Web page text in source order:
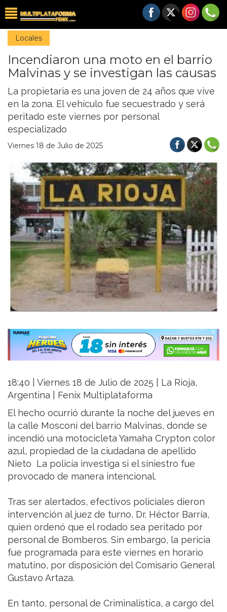
Locales
Incendiaron una moto en el barrio
Malvinas y se investigan las causas
La propietaria es una joven de 24 años que vive
en la zona. El vehículo fue secuestrado y será
peritado este viernes por personal
especializado
Viernes 18 de Julio de 2025
18:40 | Viernes 18 de Julio de 2025 | La Rioja,
Argentina | Fenix Multiplataforma
El hecho ocurrió durante la noche del jueves en
la calle Mosconi del barrio Malvinas, donde se
incendió una motocicleta Yamaha Crypton color
azul, propiedad de la ciudadana de apellido
Nieto La policía investiga si el siniestro fue
provocado de manera intencional.
Tras ser alertados, efectivos policiales dieron
intervención al juez de turno, Dr. Héctor Barría,
quien ordenó que el rodado sea peritado por
personal de Bomberos. Sin embargo, la pericia
fue programada para este viernes en horario
matutino, por disposición del Comisario General
Gustavo Artaza.
En tanto, personal de Criminalística, a cargo del